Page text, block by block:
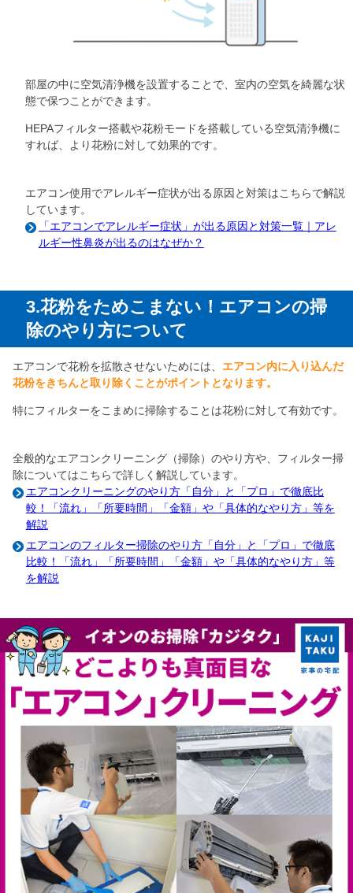
部屋の中に空気清浄機を設置することで、室内の空気を綺麗な状
態で保つことができます。
HEPAフィルター搭載や花粉モードを搭載している空気清浄機に
すれば、より花粉に対して効果的です。
エアコン使用でアレルギー症状が出る原因と対策はこちらで解説
しています。
「エアコンでアレルギー症状」が出る原因と対策一覧｜アレ
ルギー性鼻炎が出るのはなぜか？
3.花粉をためこまない！エアコンの掃
除のやり方について
エアコンで花粉を拡散させないためには、 エアコン内に入り込んだ
花粉をきちんと取り除くことがポイントとなります。
特にフィルターをこまめに掃除することは花粉に対して有効です。
全般的なエアコンクリーニング（掃除）のやり方や、フィルター掃
除についてはこちらで詳しく解説しています。
エアコンクリーニングのやり方「自分」と「プロ」で徹底比
較！「流れ」「所要時間」「金額」や「具体的なやり方」等を
解説
エアコンのフィルター掃除のやり方「自分」と「プロ」で徹底
比較！「流れ」「所要時間」「金額」や「具体的なやり方」等
を解説